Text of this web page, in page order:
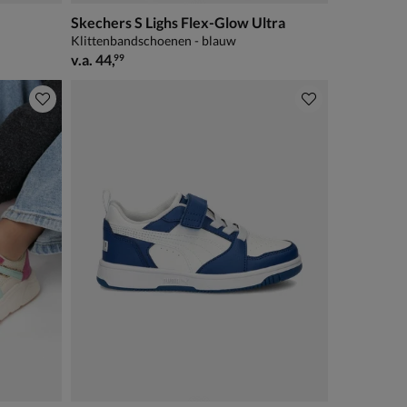
Skechers S Lighs Flex-Glow Ultra
Klittenbandschoenen - blauw
vanaf € 44,99
v.a. 44,99